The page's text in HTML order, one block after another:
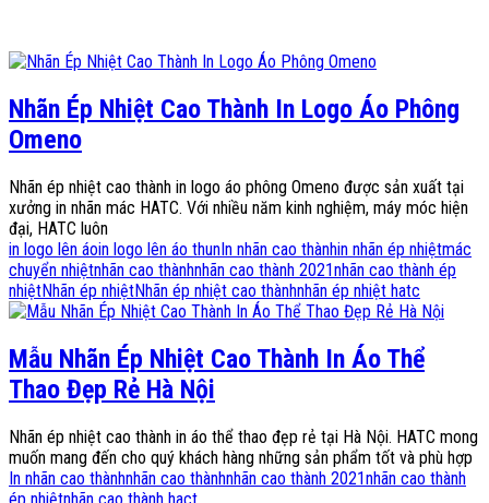
Nhãn Ép Nhiệt Cao Thành In Logo Áo Phông
Omeno
Nhãn ép nhiệt cao thành in logo áo phông Omeno được sản xuất tại
xưởng in nhãn mác HATC. Với nhiều năm kinh nghiệm, máy móc hiện
đại, HATC luôn
in logo lên áoin logo lên áo thunIn nhãn cao thànhin nhãn ép nhiệtmác
chuyển nhiệtnhãn cao thànhnhãn cao thành 2021nhãn cao thành ép
nhiệtNhãn ép nhiệtNhãn ép nhiệt cao thànhnhãn ép nhiệt hatc
Mẫu Nhãn Ép Nhiệt Cao Thành In Áo Thể
Thao Đẹp Rẻ Hà Nội
Nhãn ép nhiệt cao thành in áo thể thao đẹp rẻ tại Hà Nội. HATC mong
muốn mang đến cho quý khách hàng những sản phẩm tốt và phù hợp
In nhãn cao thànhnhãn cao thànhnhãn cao thành 2021nhãn cao thành